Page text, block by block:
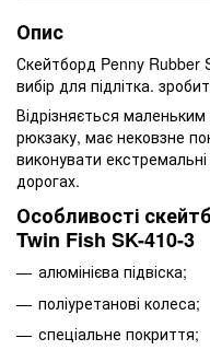
Опис
Скейтборд Penny Rubber
вибір для підлітка.
Відрізняється
рюкзаку, має нековзне
виконувати
дорогах.
Особливості
Twin Fish SK-410-3
алюмінієва підвіска;
поліуретанові колеса;
спеціальне покриття;